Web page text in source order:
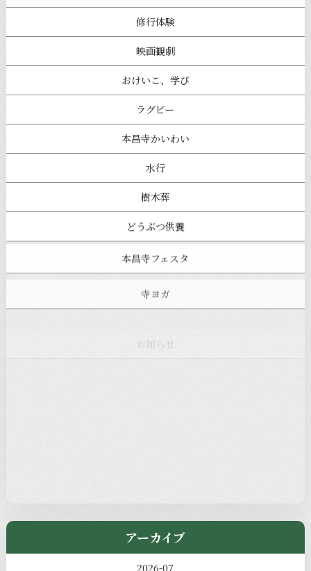
修行体験
映画観劇
おけいこ、学び
ラグビー
本昌寺かいわい
水行
樹木葬
どうぶつ供養
本昌寺フェスタ
お知らせ
注目の記事
アーカイブ
2026-07